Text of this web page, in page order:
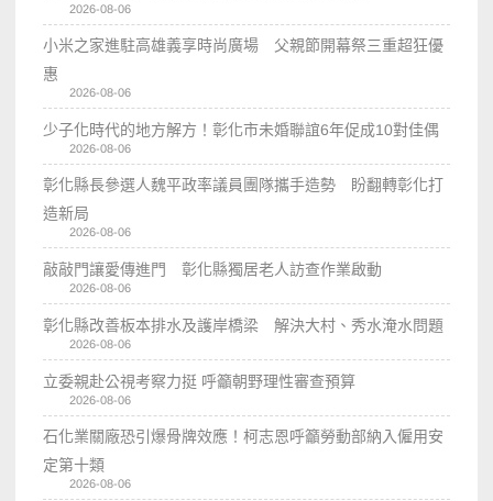
2026-08-06
小米之家進駐高雄義享時尚廣場 父親節開幕祭三重超狂優
惠
2026-08-06
少子化時代的地方解方！彰化市未婚聯誼6年促成10對佳偶
2026-08-06
彰化縣長參選人魏平政率議員團隊攜手造勢 盼翻轉彰化打
造新局
2026-08-06
敲敲門讓愛傳進門 彰化縣獨居老人訪查作業啟動
2026-08-06
彰化縣改善板本排水及護岸橋梁 解決大村、秀水淹水問題
2026-08-06
立委親赴公視考察力挺 呼籲朝野理性審查預算
2026-08-06
石化業關廠恐引爆骨牌效應！柯志恩呼籲勞動部納入僱用安
定第十類
2026-08-06